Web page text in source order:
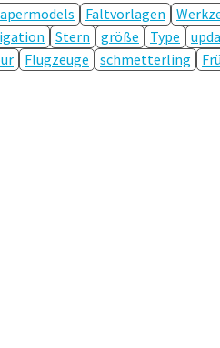
Faltvorlagen
Stern größe Type
Flugzeuge schmetterling